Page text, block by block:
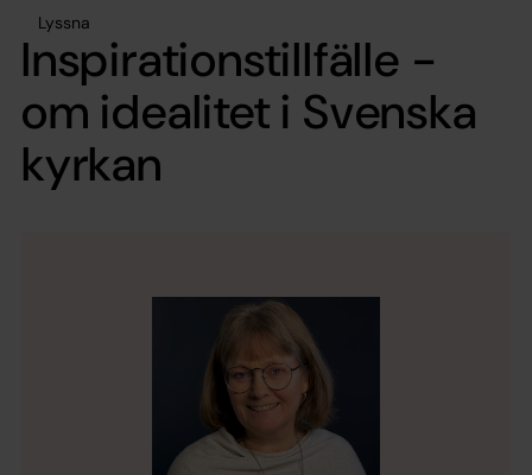
Lyssna
Inspirationstillfälle -
om idealitet i Svenska
kyrkan